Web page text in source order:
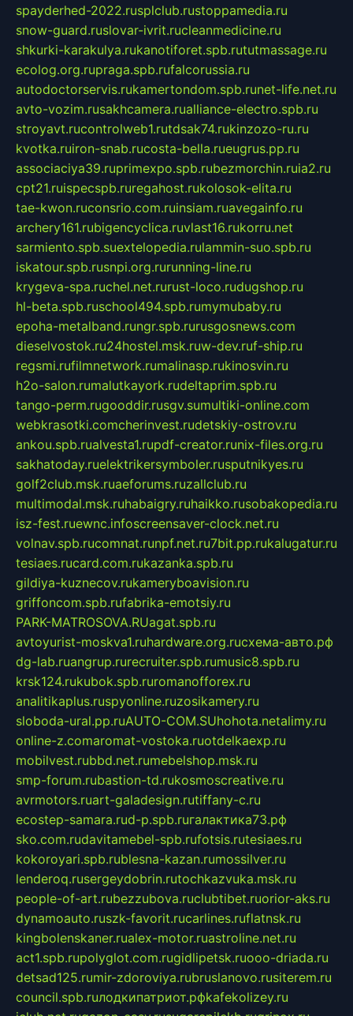
spayderhed-2022.rusplclub.rustoppamedia.ru
snow-guard.ruslovar-ivrit.rucleanmedicine.ru
shkurki-karakulya.rukanotiforet.spb.rututmassage.ru
ecolog.org.rupraga.spb.rufalcorussia.ru
autodoctorservis.rukamertondom.spb.runet-life.net.ru
avto-vozim.rusakhcamera.rualliance-electro.spb.ru
stroyavt.rucontrolweb1.rutdsak74.rukinzozo-ru.ru
kvotka.ruiron-snab.rucosta-bella.rueugrus.pp.ru
associaciya39.ruprimexpo.spb.rubezmorchin.ruia2.ru
cpt21.ruispecspb.ruregahost.rukolosok-elita.ru
tae-kwon.ruconsrio.com.ruinsiam.ruavegainfo.ru
archery161.rubigencyclica.ruvlast16.rukorru.net
sarmiento.spb.suextelopedia.rulammin-suo.spb.ru
iskatour.spb.rusnpi.org.rurunning-line.ru
krygeva-spa.ruchel.net.rurust-loco.rudugshop.ru
hl-beta.spb.ruschool494.spb.rumymubaby.ru
epoha-metalband.rungr.spb.rurusgosnews.com
dieselvostok.ru24hostel.msk.ruw-dev.ruf-ship.ru
regsmi.rufilmnetwork.rumalinasp.rukinosvin.ru
h2o-salon.rumalutkayork.rudeltaprim.spb.ru
tango-perm.rugooddir.rusgv.sumultiki-online.com
webkrasotki.comcherinvest.rudetskiy-ostrov.ru
ankou.spb.rualvesta1.rupdf-creator.runix-files.org.ru
sakhatoday.ruelektrikersymboler.rusputnikyes.ru
golf2club.msk.ruaeforums.ruzallclub.ru
multimodal.msk.ruhabaigry.ruhaikko.rusobakopedia.ru
isz-fest.ruewnc.infoscreensaver-clock.net.ru
volnav.spb.rucomnat.runpf.net.ru7bit.pp.rukalugatur.ru
tesiaes.rucard.com.rukazanka.spb.ru
gildiya-kuznecov.rukameryboavision.ru
griffoncom.spb.rufabrika-emotsiy.ru
PARK-MATROSOVA.RUagat.spb.ru
avtoyurist-moskva1.ruhardware.org.ruсхема-авто.рф
dg-lab.ruangrup.rurecruiter.spb.rumusic8.spb.ru
krsk124.rukubok.spb.ruromanofforex.ru
analitikaplus.ruspyonline.ruzosikamery.ru
sloboda-ural.pp.ruAUTO-COM.SUhohota.netalimy.ru
online-z.comaromat-vostoka.ruotdelkaexp.ru
mobilvest.rubbd.net.rumebelshop.msk.ru
smp-forum.rubastion-td.rukosmoscreative.ru
avrmotors.ruart-galadesign.rutiffany-c.ru
ecostep-samara.rud-p.spb.ruгалактика73.рф
sko.com.rudavitamebel-spb.rufotsis.rutesiaes.ru
kokoroyari.spb.rublesna-kazan.rumossilver.ru
lenderoq.rusergeydobrin.rutochkazvuka.msk.ru
people-of-art.rubezzubova.ruclubtibet.ruorior-aks.ru
dynamoauto.ruszk-favorit.rucarlines.ruflatnsk.ru
kingbolenskaner.rualex-motor.ruastroline.net.ru
act1.spb.rupolyglot.com.rugidlipetsk.ruooo-driada.ru
detsad125.rumir-zdoroviya.rubruslanovo.rusiterem.ru
council.spb.ruлодкипатриот.рфkafekolizey.ru